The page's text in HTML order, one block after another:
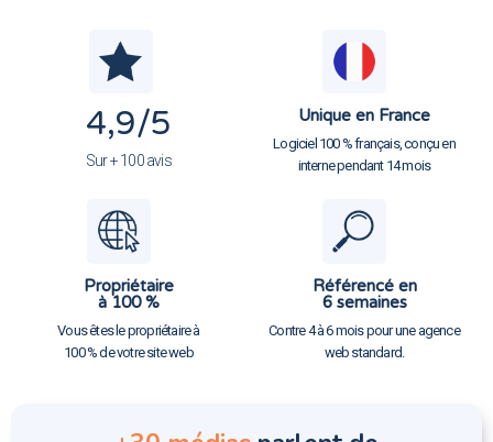
4,9/5
Sur + 100 avis
Unique en France
Logiciel 100 % français, conçu en
interne pendant 14 mois
Propriétaire
à 100 %
Vous êtes le propriétaire à
100 % de votre site web
Référencé en
6 semaines
Contre 4 à 6 mois pour une agence
web standard.